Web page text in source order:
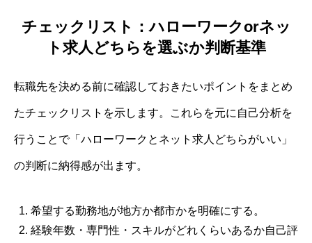
チェックリスト：ハローワークorネッ
ト求人どちらを選ぶか判断基準
転職先を決める前に確認しておきたいポイントをまとめ
たチェックリストを示します。これらを元に自己分析を
行うことで「ハローワークとネット求人どちらがいい」
の判断に納得感が出ます。
希望する勤務地が地方か都市かを明確にする。
経験年数・専門性・スキルがどれくらいあるか自己評